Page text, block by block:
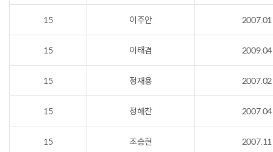
15 이주안 2007.01
15 이태겸 2009.04
15 정재용 2007.02
15 정해찬 2007.04
15 조승현 2007.11